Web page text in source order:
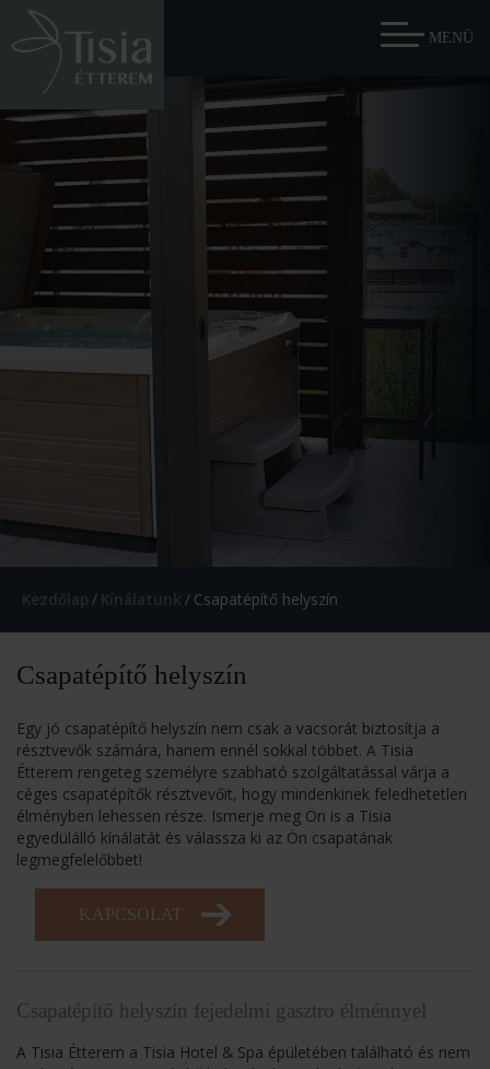
/ / Csapatépítő helyszín
Csapatépítő helyszín
Egy jó csapatépítő helyszín nem csak a vacsorát biztosítja a
résztvevők számára, hanem ennél sokkal többet. A Tisia
Étterem rengeteg személyre szabható szolgáltatással várja a
céges csapatépítők résztvevőit, hogy mindenkinek feledhetetlen
élményben lehessen része. Ismerje meg Ön is a Tisia
egyedülálló kínálatát és válassza ki az Ön csapatának
legmegfelelőbbet!
KAPCSOLAT
Csapatépítő helyszín fejedelmi gasztro élménnyel
A Tisia Étterem a Tisia Hotel & Spa épületében található és nem